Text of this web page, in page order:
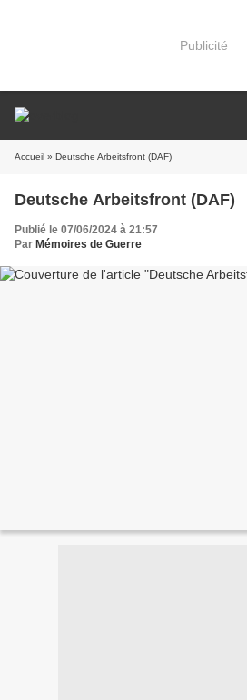
Publicité
Accueil » Deutsche Arbeitsfront (DAF)
Deutsche Arbeitsfront (DAF)
Publié le 07/06/2024 à 21:57
Par Mémoires de Guerre